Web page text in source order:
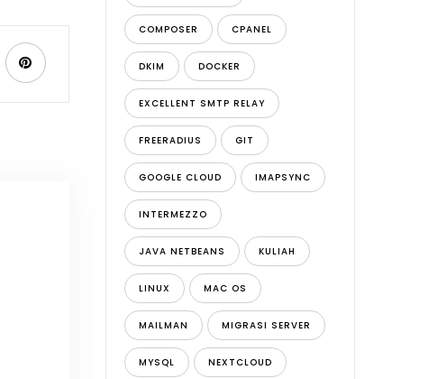
COMPOSER CPANEL
DKIM DOCKER
EXCELLENT SMTP RELAY
FREERADIUS GIT
GOOGLE CLOUD IMAPSYNC
INTERMEZZO
JAVA NETBEANS KULIAH
LINUX MAC OS
MAILMAN MIGRASI SERVER
MYSQL NEXTCLOUD